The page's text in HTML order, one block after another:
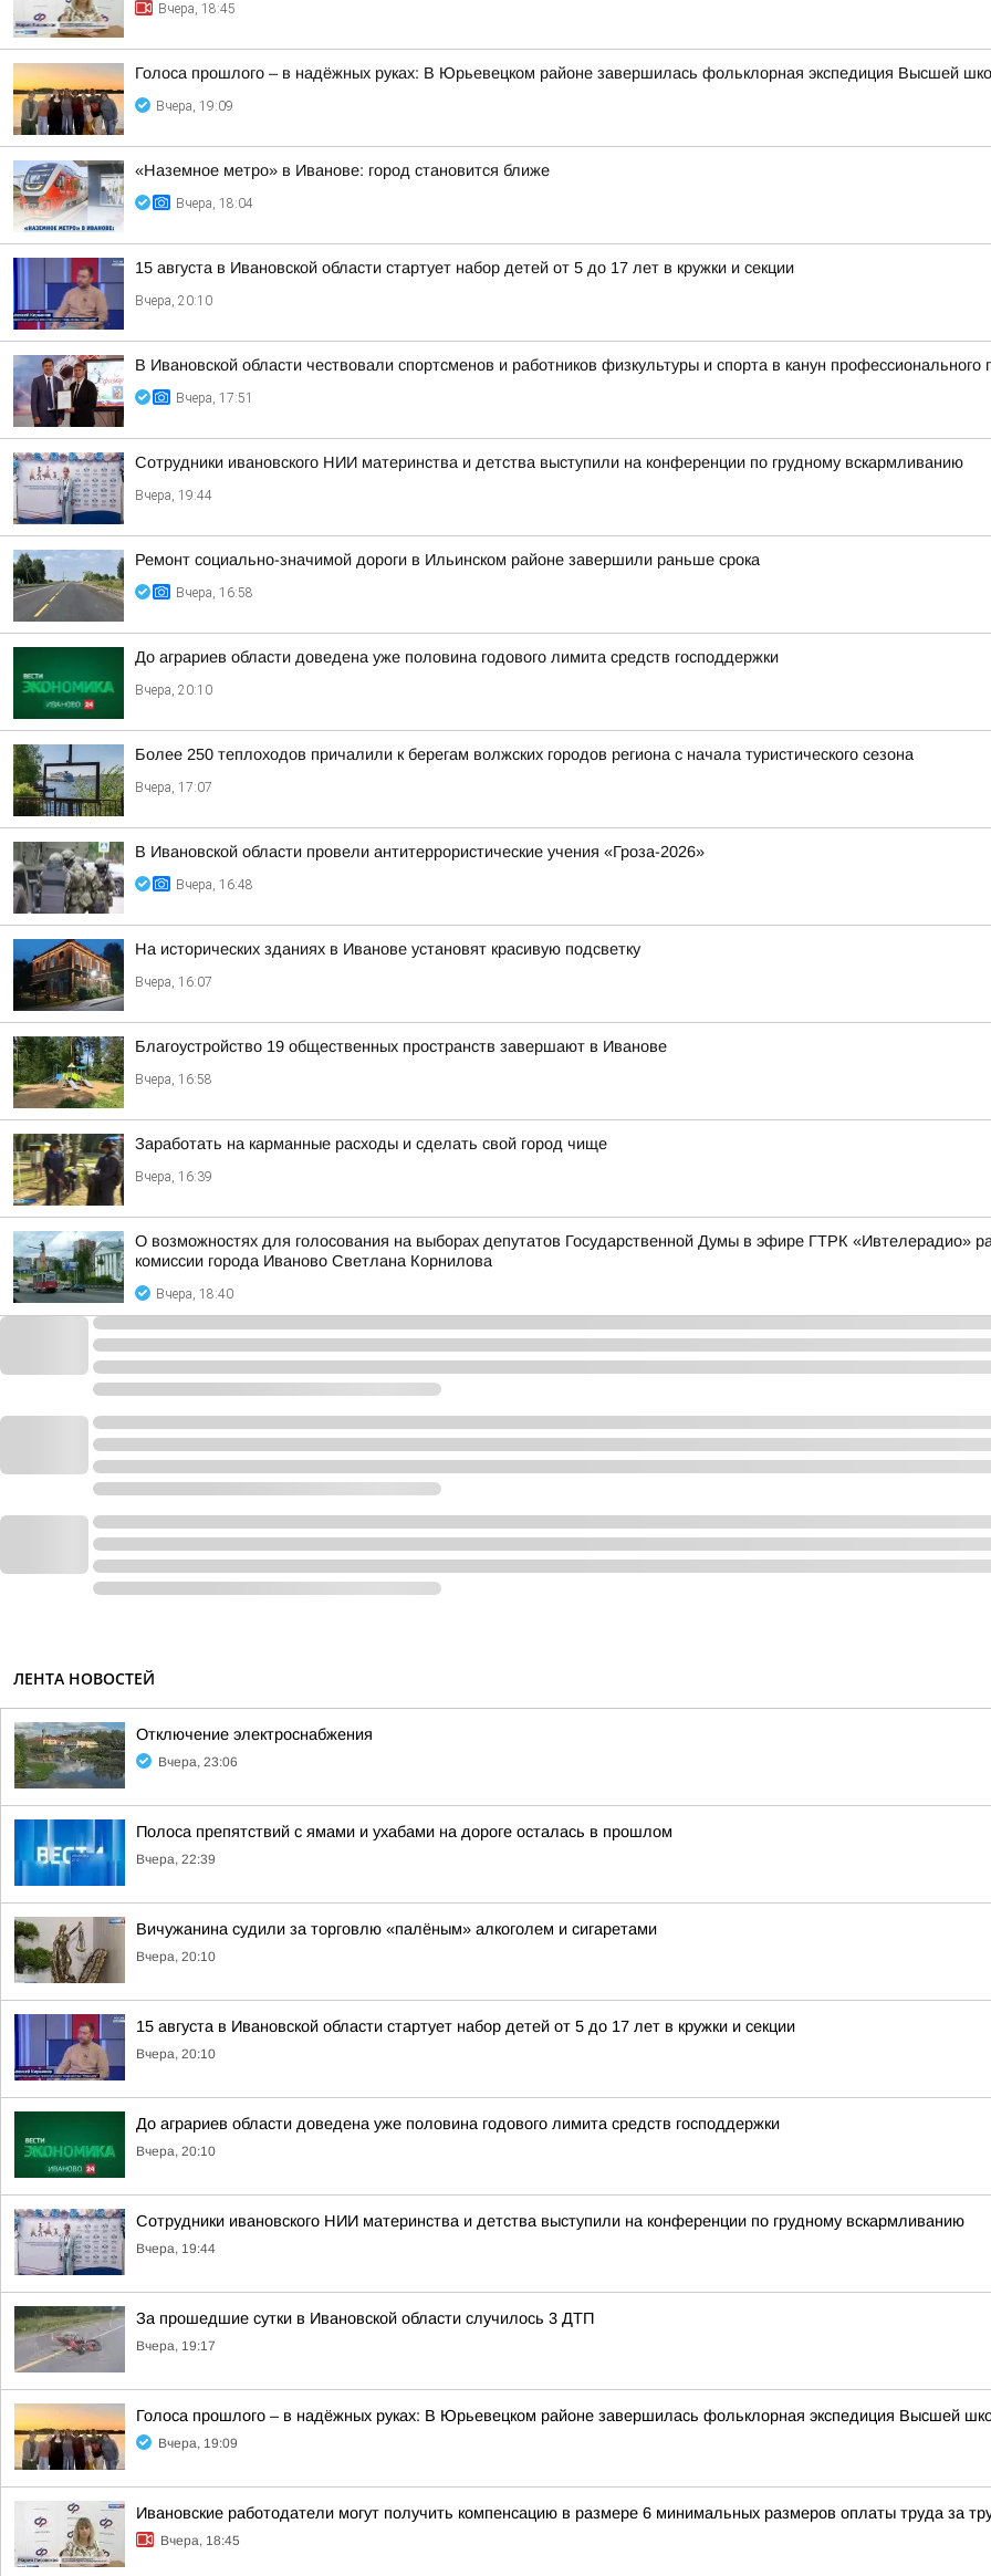
Вчера, 18:45
Голоса прошлого – в надёжных руках: В Юрьевецком районе завершилась фольклорная экспедиция Высшей
Вчера, 19:09
«Наземное метро» в Иванове: город становится ближе
Вчера, 18:04
15 августа в Ивановской области стартует набор детей от 5 до 17 лет в кружки и секции
Вчера, 20:10
В Ивановской области чествовали спортсменов и работников физкультуры и спорта в канун профессионального
Вчера, 17:51
Сотрудники ивановского НИИ материнства и детства выступили на конференции по грудному вскармливанию
Вчера, 19:44
Ремонт социально-значимой дороги в Ильинском районе завершили раньше срока
Вчера, 16:58
До аграриев области доведена уже половина годового лимита средств господдержки
Вчера, 20:10
Более 250 теплоходов причалили к берегам волжских городов региона с начала туристического сезона
Вчера, 17:07
В Ивановской области провели антитеррористические учения «Гроза-2026»
Вчера, 16:48
На исторических зданиях в Иванове установят красивую подсветку
Вчера, 16:07
Благоустройство 19 общественных пространств завершают в Иванове
Вчера, 16:58
Заработать на карманные расходы и сделать свой город чище
Вчера, 16:39
О возможностях для голосования на выборах депутатов Государственной Думы в эфире ГТРК «Ивтелерадио»
комиссии города Иваново Светлана Корнилова
Вчера, 18:40
ЛЕНТА НОВОСТЕЙ
Отключение электроснабжения
Вчера, 23:06
Полоса препятствий с ямами и ухабами на дороге осталась в прошлом
Вчера, 22:39
Вичужанина судили за торговлю «палёным» алкоголем и сигаретами
Вчера, 20:10
15 августа в Ивановской области стартует набор детей от 5 до 17 лет в кружки и секции
Вчера, 20:10
До аграриев области доведена уже половина годового лимита средств господдержки
Вчера, 20:10
Сотрудники ивановского НИИ материнства и детства выступили на конференции по грудному вскармливанию
Вчера, 19:44
За прошедшие сутки в Ивановской области случилось 3 ДТП
Вчера, 19:17
Голоса прошлого – в надёжных руках: В Юрьевецком районе завершилась фольклорная экспедиция Высшей
Вчера, 19:09
Ивановские работодатели могут получить компенсацию в размере 6 минимальных размеров оплаты труда за
Вчера, 18:45